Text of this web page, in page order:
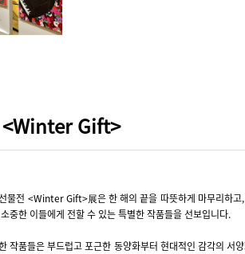
<Winter Gift>
물전 <Winter Gift>展은 한 해의 끝을 따뜻하게 마무리하고
중한 이들에게 전할 수 있는 특별한 작품들을 선보입니다.
작품들은 부드럽고 포근한 동양화부터 현대적인 감각의 서